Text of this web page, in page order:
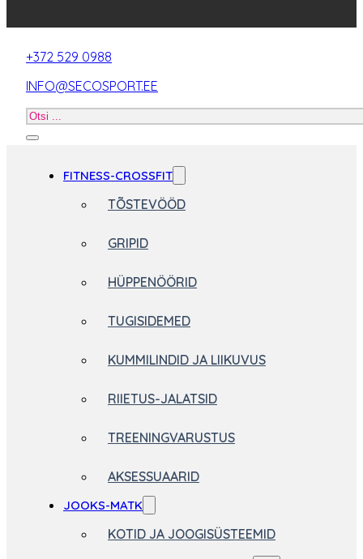
+372 529 0988
INFO@SECOSPORT.EE
Otsi
FITNESS-CROSSFIT
TÕSTEVÖÖD
GRIPID
HÜPPENÖÖRID
TUGISIDEMED
KUMMILINDID JA LIIKUVUS
RIIETUS-JALATSID
TREENINGVARUSTUS
AKSESSUAARID
JOOKS-MATK
KOTID JA JOOGISÜSTEEMID